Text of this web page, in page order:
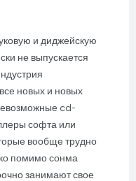
и диджейскую
не выпускается
новых и новых
cd-
софта или
вообще трудно
помимо сонма
занимают свое